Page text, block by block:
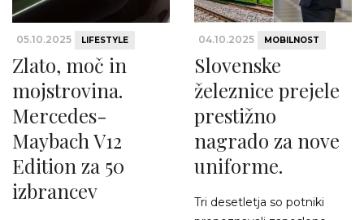
05.10.2025 LIFESTYLE
Zlato, moč in
mojstrovina.
Mercedes-
Maybach V12
Edition za 50
izbrancev
04.10.2025 MOBILNOST
Slovenske
železnice prejele
prestižno
nagrado za nove
uniforme.
Tri desetletja so potniki